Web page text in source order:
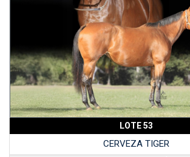
LOTE 53
CERVEZA TIGER